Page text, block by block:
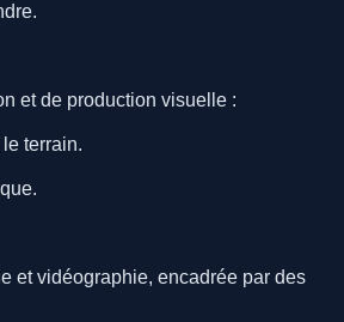
et de production visuelle :
terrain.
et vidéographie, encadrée par des